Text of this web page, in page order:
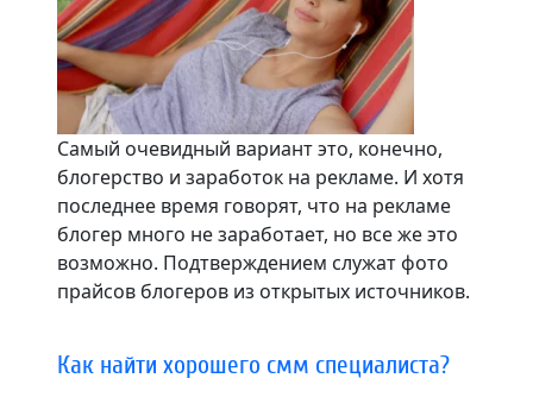
Самый очевидный вариант это, конечно,
блогерство и заработок на рекламе. И хотя
последнее время говорят, что на рекламе
блогер много не заработает, но все же это
возможно. Подтверждением служат фото
прайсов блогеров из открытых источников.
Как найти хорошего смм специалиста?